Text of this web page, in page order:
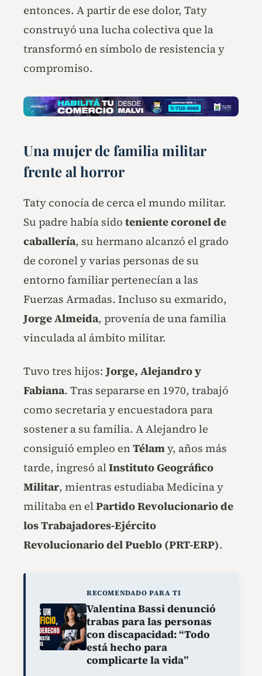
entonces. A partir de ese dolor, Taty
construyó una lucha colectiva que la
transformó en símbolo de resistencia y
compromiso.
Una mujer de familia militar
frente al horror
Taty conocía de cerca el mundo militar.
Su padre había sido teniente coronel de
caballería, su hermano alcanzó el grado
de coronel y varias personas de su
entorno familiar pertenecían a las
Fuerzas Armadas. Incluso su exmarido,
Jorge Almeida, provenía de una familia
vinculada al ámbito militar.
Tuvo tres hijos: Jorge, Alejandro y
Fabiana. Tras separarse en 1970, trabajó
como secretaria y encuestadora para
sostener a su familia. A Alejandro le
consiguió empleo enTélamy, años más
tarde, ingresó alInstituto Geográfico
Militar, mientras estudiaba Medicina y
militaba en elPartido Revolucionario de
los Trabajadores-Ejército
Revolucionario del Pueblo (PRT-ERP).
RECOMENDADO PARA TI
Valentina Bassi denunció
trabas para las personas
con discapacidad: “Todo
está hecho para
complicarte la vida”